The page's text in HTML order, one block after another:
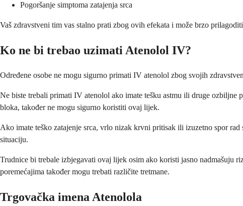
Pogoršanje simptoma zatajenja srca
Vaš zdravstveni tim vas stalno prati zbog ovih efekata i može brzo
Ko ne bi trebao uzimati Atenolol IV?
Određene osobe ne mogu sigurno primati IV atenolol zbog svojih
Ne biste trebali primati IV atenolol ako imate tešku astmu ili druge ozbiljne
bloka, također ne mogu sigurno koristiti ovaj lijek.
Ako imate teško zatajenje srca, vrlo nizak krvni pritisak ili izuzetno spor
situaciju.
Trudnice bi trebale izbjegavati ovaj lijek osim ako koristi jasno nadmašuju
poremećajima također mogu trebati različite tretmane.
Trgovačka imena Atenolola